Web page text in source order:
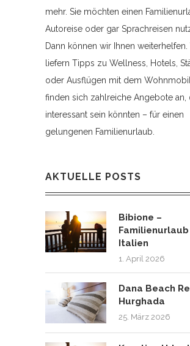
mehr. Sie möchten einen
Autoreise oder gar Sprachreisen
Dann können wir Ihnen
liefern Tipps zu Wellness, Hotels,
oder Ausflügen mit dem
finden sich zahlreiche Angebote an,
interessant sein könnten – für einen
gelungenen Familienurlaub.
AKTUELLE POSTS
Bibione –
Familienurlaub
Italien
1. April 2026
Dana Beach
Hurghada
25. März 2026